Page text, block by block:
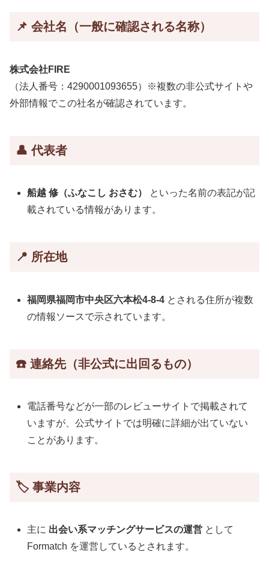
📌 会社名（一般に確認される名称）
株式会社FIRE
（法人番号：4290001093655）※複数の非公式サイトや
外部情報でこの社名が確認されています。
👤 代表者
船越 修（ふなこし おさむ）
といった名前の表記が記
載されている情報があります。
📍 所在地
福岡県福岡市中央区六本松4-8-4 とされる住所が複数
の情報ソースで示されています。
☎️ 連絡先（非公式に出回るもの）
電話番号などが一部のレビューサイトで掲載されて
いますが、公式サイトでは明確に詳細が出ていない
ことがあります。
🏷️ 事業内容
主に 出会い系マッチングサービスの運営 として
Formatch を運営しているとされます。